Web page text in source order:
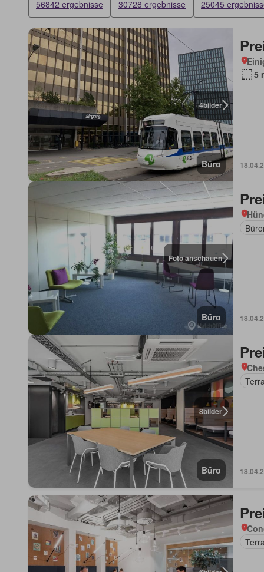
56842 ergebnisse 30728 ergebnisse 25045
4bilder
Büro
5
Foto anschauen
Büro
8bilder
Büro